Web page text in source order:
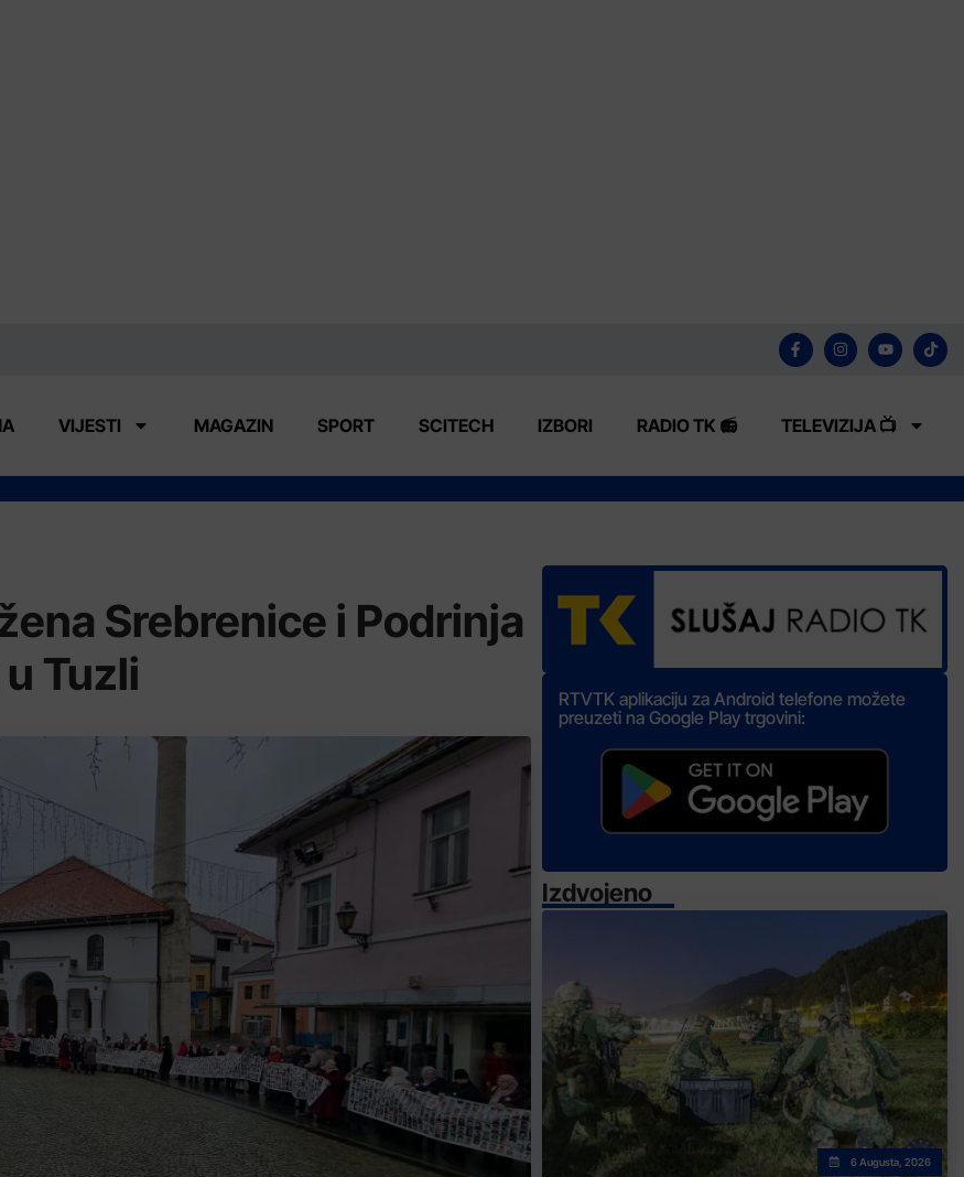
VIJESTI MAGAZIN SPORT SCITECH IZBORI RADIO TK 📻 TELEVIZIJA 📺
Srebrenice i Podrinja
Tuzli
RTVTK aplikaciju za Android telefone možete
preuzeti na Google Play trgovini:
Izdvojeno
6 Augusta, 2026